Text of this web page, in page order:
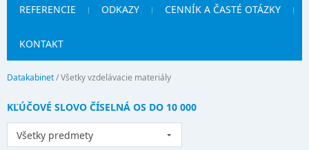
REFERENCIE ODKAZY CENNÍK A ČASTÉ OTÁZKY
KONTAKT
Datakabinet/Všetky vzdelávacie materiály
KĽÚČOVÉ SLOVO ČÍSELNÁ OS DO 10 000
Všetky predmety